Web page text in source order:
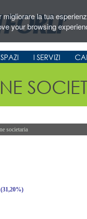
la tua
your browsing
I SERVIZI
societaria